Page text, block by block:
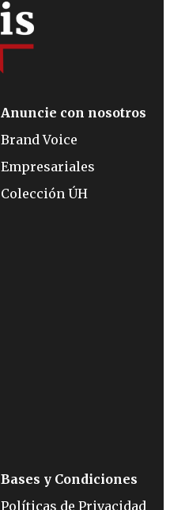
Anuncie con nosotros
Brand Voice
Empresariales
Colección ÚH
Bases y Condiciones
Políticas de Privacidad